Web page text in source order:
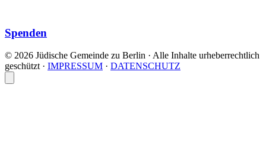
Spenden
© 2026 Jüdische Gemeinde zu Berlin · Alle Inhalte urheberrechtlich
geschützt· IMPRESSUM · DATENSCHUTZ